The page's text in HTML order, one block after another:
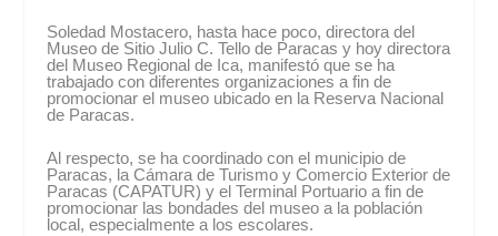
Soledad Mostacero, hasta hace poco, directora del
Museo de Sitio Julio C. Tello de Paracas y hoy directora
del Museo Regional de Ica, manifestó que se ha
trabajado con diferentes organizaciones a fin de
promocionar el museo ubicado en la Reserva Nacional
de Paracas.
Al respecto, se ha coordinado con el municipio de
Paracas, la Cámara de Turismo y Comercio Exterior de
Paracas (CAPATUR) y el Terminal Portuario a fin de
promocionar las bondades del museo a la población
local, especialmente a los escolares.